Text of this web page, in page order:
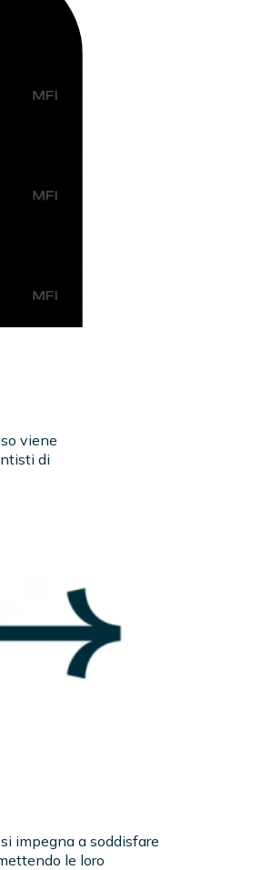
viene
di
impegna a soddisfare
le loro